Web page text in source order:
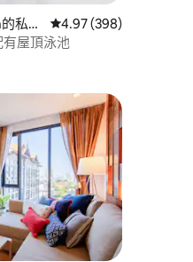
滿分 5 分）
私有
從 398 則評價中獲得
4.97 (398)
屋頂泳池